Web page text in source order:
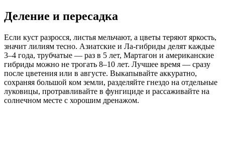
Деление и пересадка
Если куст разросся, листья мельчают, а цветы теряют яркость,
значит лилиям тесно. Азиатские и Ла-гибриды делят каждые
3–4 года, трубчатые — раз в 5 лет, Мартагон и американские
гибриды можно не трогать 8–10 лет. Лучшее время — сразу
после цветения или в августе. Выкапывайте аккуратно,
сохраняя большой ком земли, разделяйте гнездо на отдельные
луковицы, протравливайте в фунгициде и рассаживайте на
солнечном месте с хорошим дренажом.